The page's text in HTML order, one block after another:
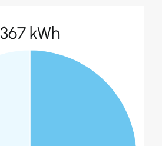
367 kWh